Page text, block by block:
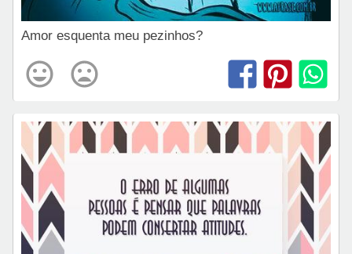
Amor esquenta meu pezinhos?